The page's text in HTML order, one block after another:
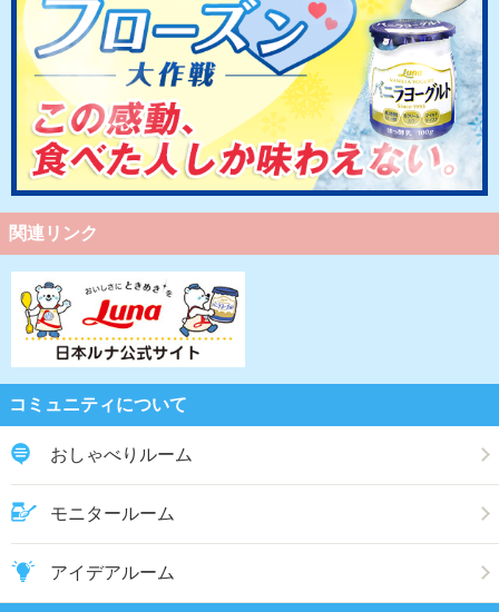
関連リンク
コミュニティについて
おしゃべりルーム
モニタールーム
アイデアルーム